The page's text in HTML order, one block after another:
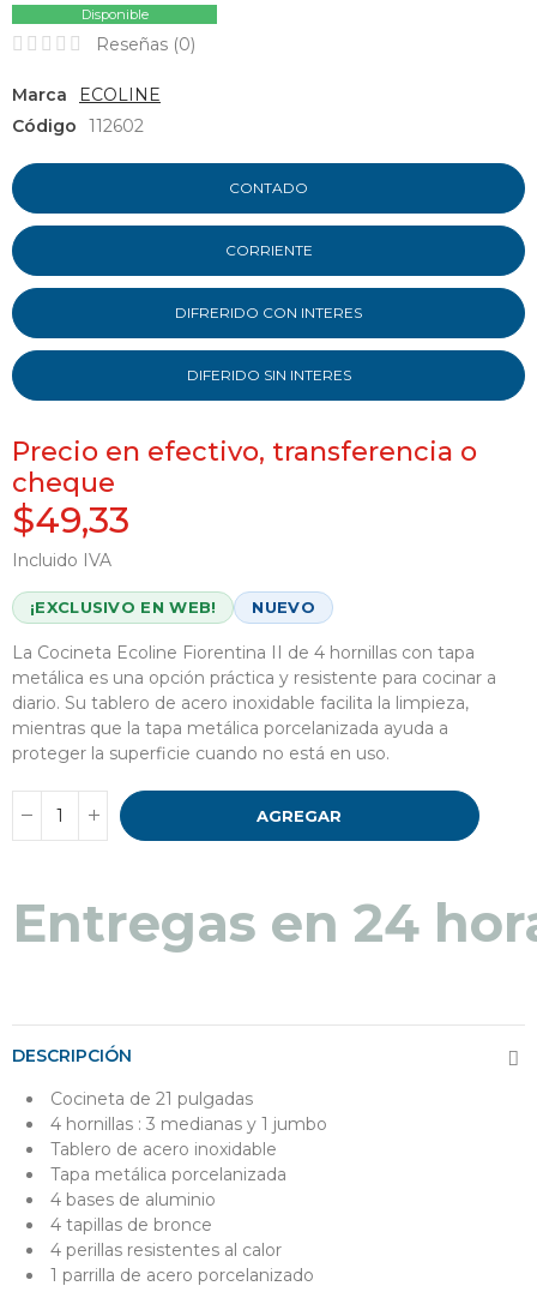
Disponible
Reseñas (0)
Marca
ECOLINE
Código
112602
CONTADO
CORRIENTE
DIFRERIDO CON INTERES
DIFERIDO SIN INTERES
Precio en efectivo, transferencia o
cheque
$49,33
Incluido IVA
¡EXCLUSIVO EN WEB! NUEVO
La Cocineta Ecoline Fiorentina II de 4 hornillas con tapa
metálica es una opción práctica y resistente para cocinar a
diario. Su tablero de acero inoxidable facilita la limpieza,
mientras que la tapa metálica porcelanizada ayuda a
proteger la superficie cuando no está en uso.
AGREGAR
Entregas en 24
DESCRIPCIÓN
Cocineta de 21 pulgadas
4 hornillas : 3 medianas y 1 jumbo
Tablero de acero inoxidable
Tapa metálica porcelanizada
4 bases de aluminio
4 tapillas de bronce
4 perillas resistentes al calor
1 parrilla de acero porcelanizado